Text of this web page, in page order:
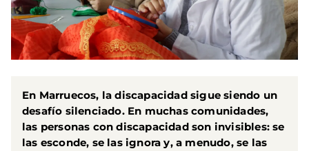
En Marruecos, la discapacidad sigue siendo un
desafío silenciado. En muchas comunidades,
las personas con discapacidad son invisibles: se
las esconde, se las ignora y, a menudo, se las